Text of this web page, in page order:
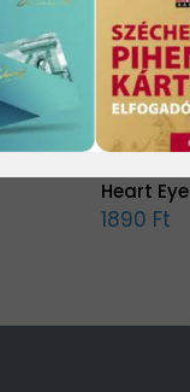
Heart Eye
1890 Ft